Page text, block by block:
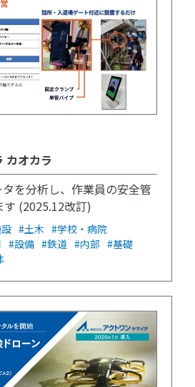
カオカラ
を分析し、作業員の安全管
(2025.12改訂)
#土木 #学校・病院
#設備 #鉄道 #内部 #基礎